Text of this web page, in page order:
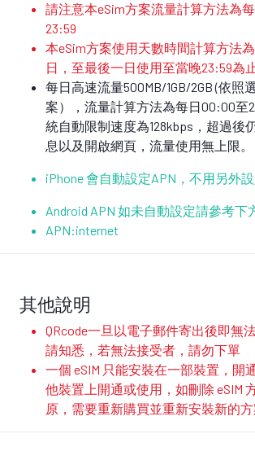
請注意本eSim方案流量計算方法為
23:59
本eSim方案使用天數時間計算方法
日，至最後一日使用至當晚23:59為
每日高速流量500MB/1GB/2GB (依照
案），流量計算方法為每日00:00至
統自動限制速度為128kbps，超過後
息以及開啟網頁，流量使用無上限。
iPhone 會自動設定APN，不用另外
Android APN 如未自動設定請參考下
APN:internet
其他說明
QRcode一旦以電子郵件寄出後即無
請知悉，若無法接受者，請勿下單
一個 eSIM 只能安裝在一部裝置，開
他裝置上開通或使用，如刪除 eSIM
原，需要重新購買並重新安裝新的方